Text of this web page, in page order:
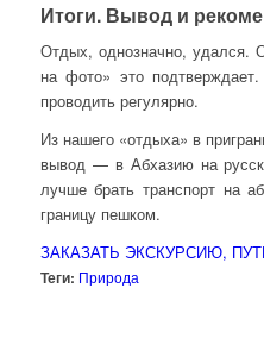
Итоги. Вывод и
Отдых, однозначно, удался.
на фото» это
проводить регулярно.
Из нашего «отдыха» в
вывод — в Абхазию на
лучше брать транспорт на
границу пешком.
ЗАКАЗАТЬ ЭКСКУРСИЮ,
Теги: Природа